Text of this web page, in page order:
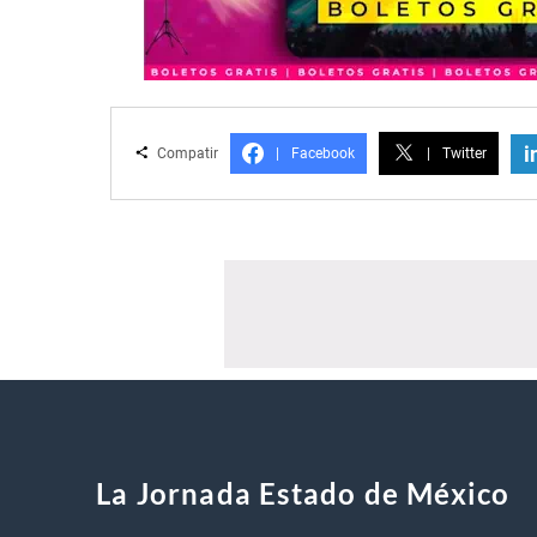
Compatir Facebook Twitter
La Jornada Estado de México